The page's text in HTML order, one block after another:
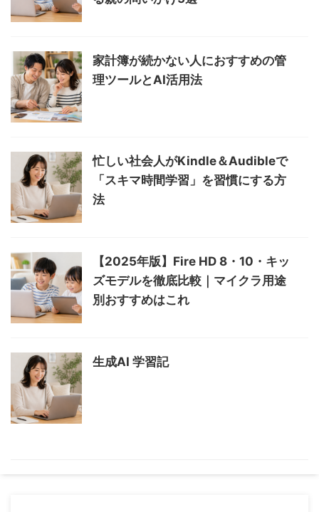
家計簿が続かない人におすすめの管
理ツールとAI活用法
忙しい社会人がKindle＆Audibleで
「スキマ時間学習」を習慣にする方
法
【2025年版】Fire HD 8・10・キッ
ズモデルを徹底比較｜マイクラ用途
別おすすめはこれ
生成AI 学習記